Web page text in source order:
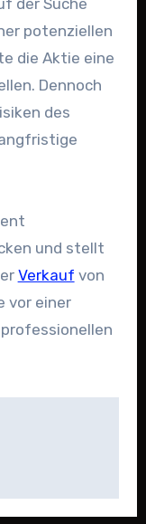
der Suche
potenziellen
die Aktie eine
Dennoch
des
und stellt
Verkauf von
vor einer